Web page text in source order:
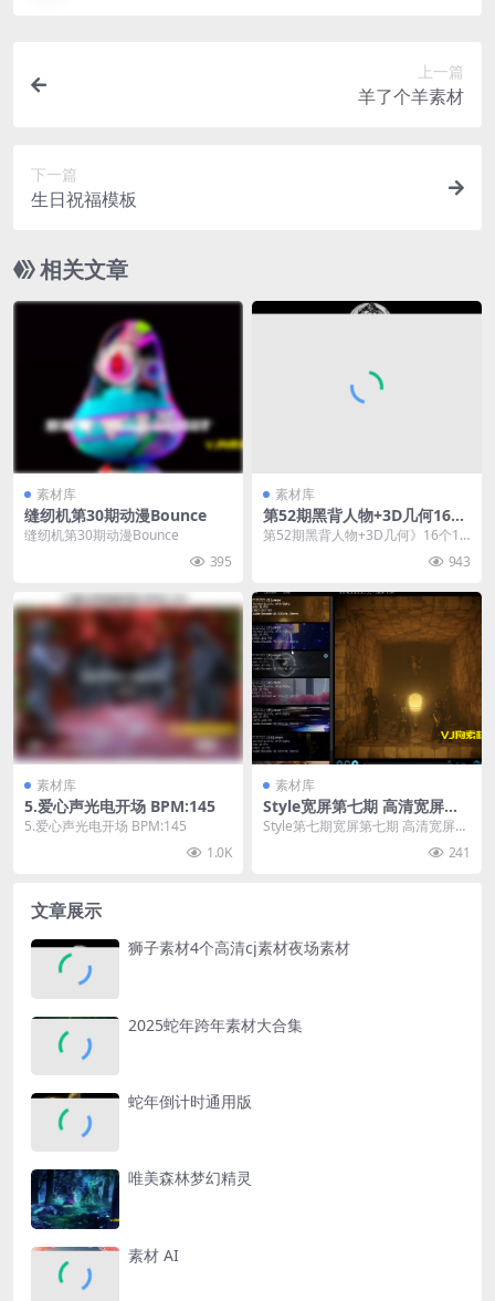
上一篇
羊了个羊素材
下一篇
生日祝福模板
相关文章
素材库
缝纫机第30期动漫Bounce
缝纫机第30期动漫Bounce
395
素材库
第52期黑背人物+3D几何16个
1080p
第52期黑背人物+3D几何》16个10
943
素材库
5.爱心声光电开场 BPM:145
5.爱心声光电开场 BPM:145
1.0K
素材库
Style宽屏第七期 高清宽屏素
材宽屏第七期
Style第七期宽屏第七期 高清宽屏素
241
文章展示
狮子素材4个高清cj素材夜场素材
2025蛇年跨年素材大合集
蛇年倒计时通用版
唯美森林梦幻精灵
素材 AI